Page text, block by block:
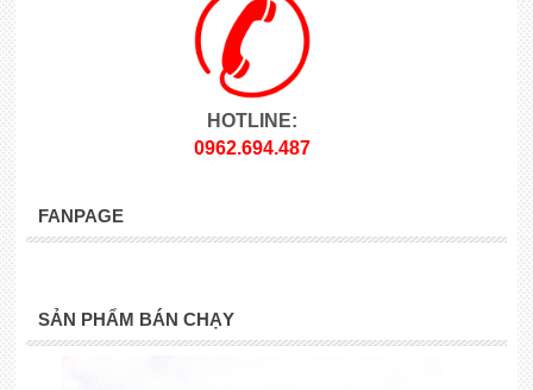
HOTLINE:
0962.694.487
FANPAGE
SẢN PHẨM BÁN CHẠY